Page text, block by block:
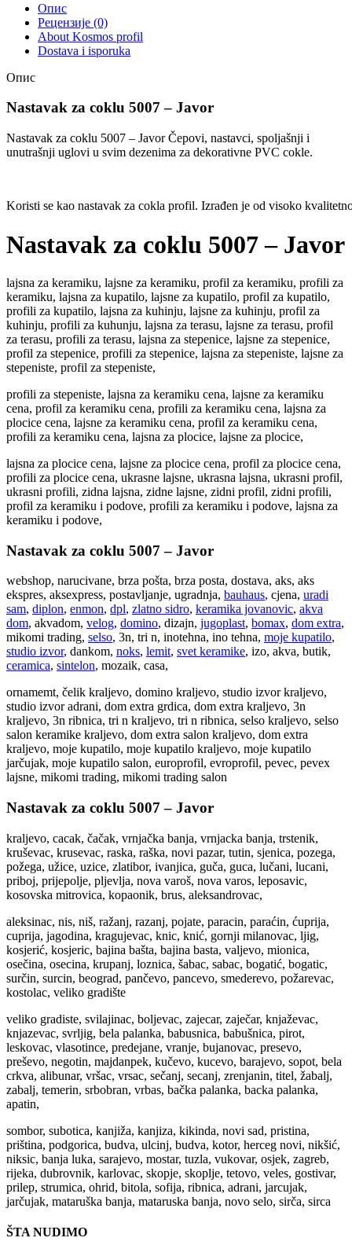
Опис
Рецензије (0)
About Kosmos profil
Dostava i isporuka
Опис
Nastavak za coklu 5007 – Javor
Nastavak za coklu 5007 – Javor Čepovi, nastavci, spoljašnji i
unutrašnji uglovi u svim dezenima za dekorativne PVC cokle.
Koristi se kao nastavak za cokla profil. Izrađen je od visoko
Nastavak za coklu 5007 – Javor
lajsna za keramiku, lajsne za keramiku, profil za keramiku, profili za
keramiku, lajsna za kupatilo, lajsne za kupatilo, profil za kupatilo,
profili za kupatilo, lajsna za kuhinju, lajsne za kuhinju, profil za
kuhinju, profili za kuhunju, lajsna za terasu, lajsne za terasu, profil
za terasu, profili za terasu, lajsna za stepenice, lajsne za stepenice,
profil za stepenice, profili za stepenice, lajsna za stepeniste, lajsne za
stepeniste, profil za stepeniste,
profili za stepeniste, lajsna za keramiku cena, lajsne za keramiku
cena, profil za keramiku cena, profili za keramiku cena, lajsna za
plocice cena, lajsne za keramiku cena, profil za keramiku cena,
profili za keramiku cena, lajsna za plocice, lajsne za plocice,
lajsna za plocice cena, lajsne za plocice cena, profil za plocice cena,
profili za plocice cena, ukrasne lajsne, ukrasna lajsna, ukrasni profil,
ukrasni profili, zidna lajsna, zidne lajsne, zidni profil, zidni profili,
profil za keramiku i podove, profili za keramiku i podove, lajsna za
keramiku i podove,
Nastavak za coklu 5007 – Javor
webshop, narucivane, brza pošta, brza posta, dostava, aks, aks
ekspres, aksexpress, postavljanje, ugradnja, bauhaus, cjena, uradi
sam, diplon, enmon, dpl, zlatno sidro, keramika jovanovic, akva
dom, akvadom, velog, domino, dizajn, jugoplast, bomax, dom extra,
mikomi trading, selso, 3n, tri n, inotehna, ino tehna, moje kupatilo,
studio izvor, dankom, noks, lemit, svet keramike, izo, akva, butik,
ceramica, sintelon, mozaik, casa,
ornamemt, čelik kraljevo, domino kraljevo, studio izvor kraljevo,
studio izvor adrani, dom extra grdica, dom extra kraljevo, 3n
kraljevo, 3n ribnica, tri n kraljevo, tri n ribnica, selso kraljevo, selso
salon keramike kraljevo, dom extra salon kraljevo, dom extra
kraljevo, moje kupatilo, moje kupatilo kraljevo, moje kupatilo
jarčujak, moje kupatilo salon, europrofil, evroprofil, pevec, pevex
lajsne, mikomi trading, mikomi trading salon
Nastavak za coklu 5007 – Javor
kraljevo, cacak, čačak, vrnjačka banja, vrnjacka banja, trstenik,
kruševac, krusevac, raska, raška, novi pazar, tutin, sjenica, pozega,
požega, užice, uzice, zlatibor, ivanjica, guča, guca, lučani, lucani,
priboj, prijepolje, pljevlja, nova varoš, nova varos, leposavic,
kosovska mitrovica, kopaonik, brus, aleksandrovac,
aleksinac, nis, niš, ražanj, razanj, pojate, paracin, paraćin, ćuprija,
cuprija, jagodina, kragujevac, knic, knić, gornji milanovac, ljig,
kosjerić, kosjeric, bajina bašta, bajina basta, valjevo, mionica,
osečina, osecina, krupanj, loznica, šabac, sabac, bogatić, bogatic,
surčin, surcin, beograd, pančevo, pancevo, smederevo, požarevac,
kostolac, veliko gradište
veliko gradiste, svilajinac, boljevac, zajecar, zaječar, knjaževac,
knjazevac, svrljig, bela palanka, babusnica, babušnica, pirot,
leskovac, vlasotince, predejane, vranje, bujanovac, presevo,
preševo, negotin, majdanpek, kučevo, kucevo, barajevo, sopot, bela
crkva, alibunar, vršac, vrsac, sečanj, secanj, zrenjanin, titel, žabalj,
zabalj, temerin, srbobran, vrbas, bačka palanka, backa palanka,
apatin,
sombor, subotica, kanjiža, kanjiza, kikinda, novi sad, pristina,
priština, podgorica, budva, ulcinj, budva, kotor, herceg novi, nikšić,
niksic, banja luka, sarajevo, mostar, tuzla, vukovar, osjek, zagreb,
rijeka, dubrovnik, karlovac, skopje, skoplje, tetovo, veles, gostivar,
prilep, strumica, ohrid, bitola, sofija, ribnica, adrani, jarcujak,
jarčujak, mataruška banja, mataruska banja, novo selo, sirča, sirca
ŠTA NUDIMO